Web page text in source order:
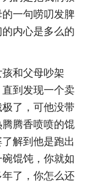
一句唠叨发脾
内心是多么的
和父母吵架
到发现一个卖
了，可他没带
腾香喷喷的馄
解到他是跑出
馄饨，你就如
了，你怎么还